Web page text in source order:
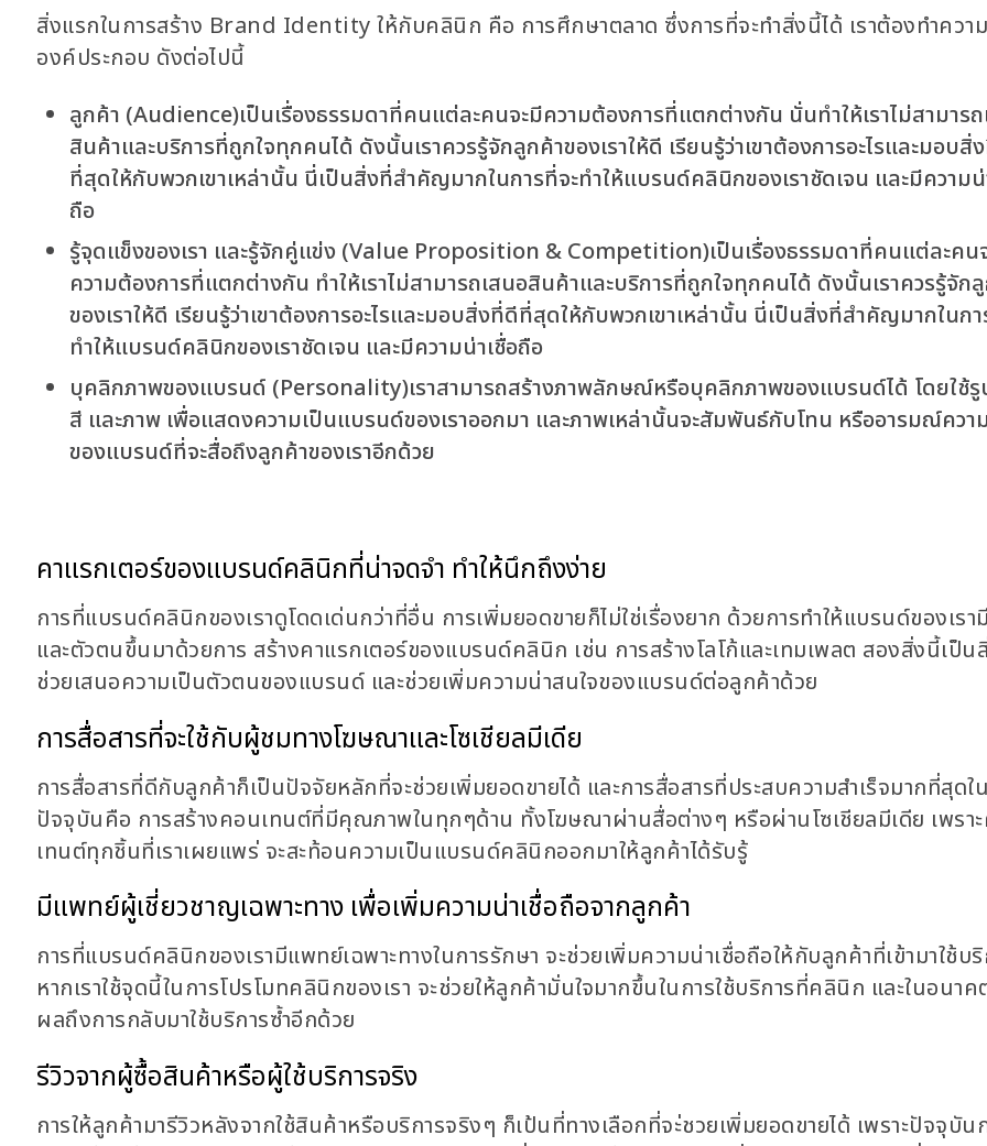
สิ่งแรกในการสร้าง Brand Identity ให้กับคลินิก คือ การศึกษาตลาด ซึ่งการที่จะทำสิ่งนี้ได้ เราต้องทำความ
องค์ประกอบ ดังต่อไปนี้
ลูกค้า (Audience)เป็นเรื่องธรรมดาที่คนแต่ละคนจะมีความต้องการที่แตกต่างกัน นั่นทำให้เราไม่สามาร
สินค้าและบริการที่ถูกใจทุกคนได้ ดังนั้นเราควรรู้จักลูกค้าของเราให้ดี เรียนรู้ว่าเขาต้องการอะไรและมอบสิ่
ที่สุดให้กับพวกเขาเหล่านั้น นี่เป็นสิ่งที่สำคัญมากในการที่จะทำให้แบรนด์คลินิกของเราชัดเจน และมีความน่
ถือ
รู้จุดแข็งของเรา และรู้จักคู่แข่ง (Value Proposition & Competition)เป็นเรื่องธรรมดาที่คนแต่ละคน
ความต้องการที่แตกต่างกัน ทำให้เราไม่สามารถเสนอสินค้าและบริการที่ถูกใจทุกคนได้ ดังนั้นเราควรรู้จัก
ของเราให้ดี เรียนรู้ว่าเขาต้องการอะไรและมอบสิ่งที่ดีที่สุดให้กับพวกเขาเหล่านั้น นี่เป็นสิ่งที่สำคัญมากในก
ทำให้แบรนด์คลินิกของเราชัดเจน และมีความน่าเชื่อถือ
บุคลิกภาพของแบรนด์ (Personality)เราสามารถสร้างภาพลักษณ์หรือบุคลิกภาพของแบรนด์ได้ โดยใช้
สี และภาพ เพื่อแสดงความเป็นแบรนด์ของเราออกมา และภาพเหล่านั้นจะสัมพันธ์กับโทน หรืออารมณ์ควา
ของแบรนด์ที่จะสื่อถึงลูกค้าของเราอีกด้วย
คาแรกเตอร์ของแบรนด์คลินิกที่น่าจดจำ ทำให้นึกถึงง่าย
การที่แบรนด์คลินิกของเราดูโดดเด่นกว่าที่อื่น การเพิ่มยอดขายก็ไม่ใช่เรื่องยาก ด้วยการทำให้แบรนด์ของเรา
และตัวตนขึ้นมาด้วยการ สร้างคาแรกเตอร์ของแบรนด์คลินิก เช่น การสร้างโลโก้และเทมเพลต สองสิ่งนี้เป็น
ช่วยเสนอความเป็นตัวตนของแบรนด์ และช่วยเพิ่มความน่าสนใจของแบรนด์ต่อลูกค้าด้วย
การสื่อสารที่จะใช้กับผู้ชมทางโฆษณาและโซเชียลมีเดีย
การสื่อสารที่ดีกับลูกค้าก็เป็นปัจจัยหลักที่จะช่วยเพิ่มยอดขายได้ และการสื่อสารที่ประสบความสำเร็จมากที่สุดใน
ปัจจุบันคือ การสร้างคอนเทนต์ที่มีคุณภาพในทุกๆด้าน ทั้งโฆษณาผ่านสื่อต่างๆ หรือผ่านโซเชียลมีเดีย เพรา
เทนต์ทุกชิ้นที่เราเผยแพร่ จะสะท้อนความเป็นแบรนด์คลินิกออกมาให้ลูกค้าได้รับรู้
มีแพทย์ผู้เชี่ยวชาญเฉพาะทาง เพื่อเพิ่มความน่าเชื่อถือจากลูกค้า
การที่แบรนด์คลินิกของเรามีแพทย์เฉพาะทางในการรักษา จะช่วยเพิ่มความน่าเชื่อถือให้กับลูกค้าที่เข้ามาใช้บ
หากเราใช้จุดนี้ในการโปรโมทคลินิกของเรา จะช่วยให้ลูกค้ามั่นใจมากขึ้นในการใช้บริการที่คลินิก และในอนาค
ผลถึงการกลับมาใช้บริการซ้ำอีกด้วย
รีวิวจากผู้ซื้อสินค้าหรือผู้ใช้บริการจริง
การให้ลูกค้ามารีวิวหลังจากใช้สินค้าหรือบริการจริงๆ ก็เป้นที่ทางเลือกที่จะ่ชวยเพิ่มยอดขายได้ เพราะปัจจุบัน